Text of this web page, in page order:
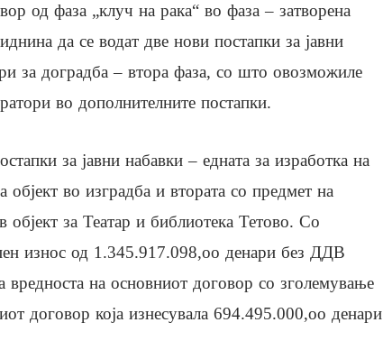
од фаза „клуч на рака“ во фаза – затворена
да се водат две нови постапки за јавни
за доградба – втора фаза, со што овозможиле
во дополнителните постапки.
за јавни набавки – едната за изработка на
објект во изградба и втората со предмет на
за Театар и библиотека Тетово. Со
износ од 1.345.917.098,оо денари без ДДВ
на основниот договор со зголемување
договор која изнесувала 694.495.000,оо денари